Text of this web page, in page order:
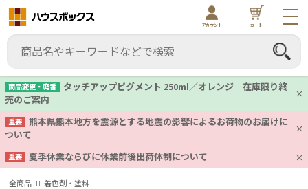
商品変更・廃番
タッチアップピグメント 250ml／オレンジ 在庫限り終
売のご案内
重要
熊本県熊本地方を震源とする地震の影響によるお荷物のお届けに
ついて
重要 夏季休業ならびに休業前後出荷体制について
アカウント カート
全商品 着色剤・塗料